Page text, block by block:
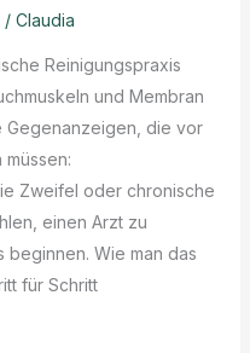
/ Claudia
Reinigungspraxis
und Membran
Gegenanzeigen, die vor
Zweifel oder chronische
einen Arzt zu
Wie man das
für Schritt